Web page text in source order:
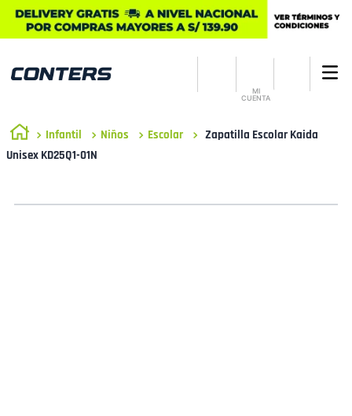
MI
CUENTA
Infantil Niños Escolar
Zapatilla Escolar Kaida
Unisex KD25Q1-01N